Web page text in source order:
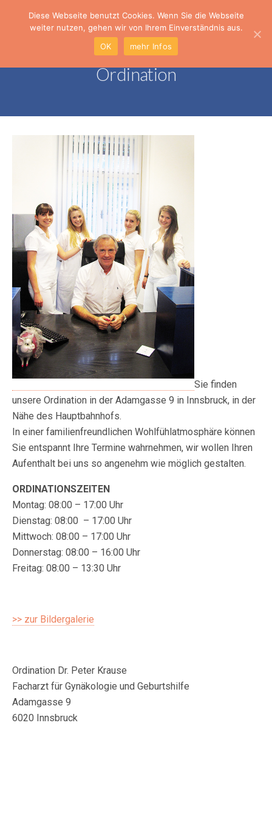
Ordination
Sie finden
unsere Ordination in der Adamgasse 9 in Innsbruck, in der
Nähe des Hauptbahnhofs.
In einer familienfreundlichen Wohlfühlatmosphäre können
Sie entspannt Ihre Termine wahrnehmen, wir wollen Ihren
Aufenthalt bei uns so angenehm wie möglich gestalten.
ORDINATIONSZEITEN
Montag: 08:00 – 17:00 Uhr
Dienstag: 08:00 – 17:00 Uhr
Mittwoch: 08:00 – 17:00 Uhr
Donnerstag: 08:00 – 16:00 Uhr
Freitag: 08:00 – 13:30 Uhr
>> zur Bildergalerie
Ordination Dr. Peter Krause
Facharzt für Gynäkologie und Geburtshilfe
Adamgasse 9
6020 Innsbruck
Diese Webseite benutzt Cookies. Wenn Sie die Webseite
weiter nutzen, gehen wir von Ihrem Einverständnis aus.
OK
mehr Infos